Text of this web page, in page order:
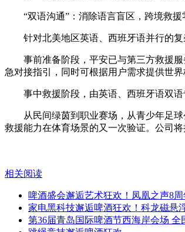
“双语沟通”：消除语言盲区，跨境救援
针对北美地区英语、西班牙语并行的
事前准备阶段，平安已与第三方救援
急对接指引，同时可根据用户需求提供世
事中救援阶段，由英语、西班牙语双
从民间绿茵到职业赛场，从青少年足
救援能力在体育场景的又一次验证。公司
相关阅读
啤酒盛会邂逅艺术狂欢！凤凰之声8
家电黑科技邂逅啤酒狂欢！科龙磁悬
第36届青岛国际啤酒节西海岸会场 全